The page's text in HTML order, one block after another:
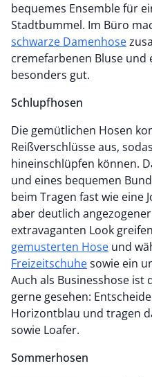
bequemes Ensemble für
Stadtbummel. Im Büro
schwarze Damenhose
cremefarbenen Bluse und
besonders gut.
Schlupfhosen
Die gemütlichen Hosen
Reißverschlüsse aus,
hineinschlüpfen können.
und eines bequemen
beim Tragen fast wie eine
aber deutlich
extravaganten Look
gemusterten Hose und
Freizeitschuhesowie ein
Auch als Businesshose ist
gerne gesehen:
Horizontblau und tragen
sowie Loafer.
Sommerhosen